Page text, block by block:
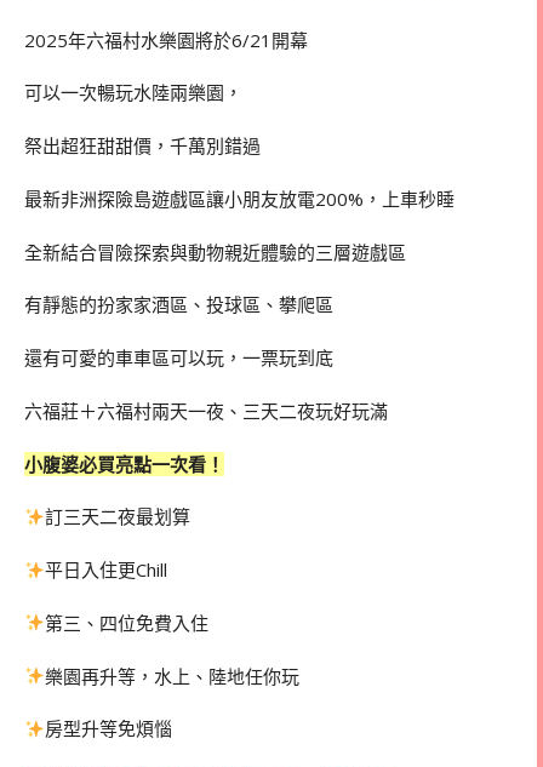
2025年六福村水樂園將於6/21開幕
可以一次暢玩水陸兩樂園，
祭出超狂甜甜價，千萬別錯過
最新非洲探險島遊戲區讓小朋友放電200%，上車秒睡
全新結合冒險探索與動物親近體驗的三層遊戲區
有靜態的扮家家酒區、投球區、攀爬區
還有可愛的車車區可以玩，一票玩到底
六福莊＋六福村兩天一夜、三天二夜玩好玩滿
小腹婆必買亮點一次看！
訂三天二夜最划算
平日入住更Chill
第三、四位免費入住
樂園再升等，水上、陸地任你玩
房型升等免煩惱